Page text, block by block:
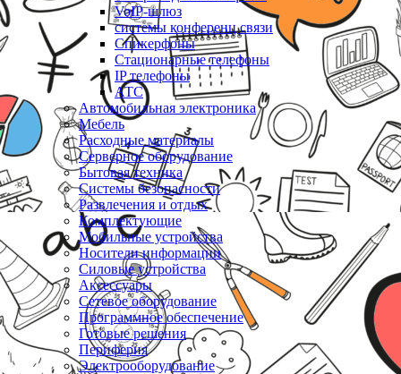
VoIP-шлюз
системы конференц связи
Спикерфоны
Стационарные телефоны
IP телефоны
АТС
Автомобильная электроника
Мебель
Расходные материалы
Серверное оборудование
Бытовая техника
Системы безопасности
Развлечения и отдых
Комплектующие
Мобильные устройства
Носители информации
Силовые устройства
Аксессуары
Сетевое оборудование
Программное обеспечение
Готовые решения
Периферия
Электрооборудование